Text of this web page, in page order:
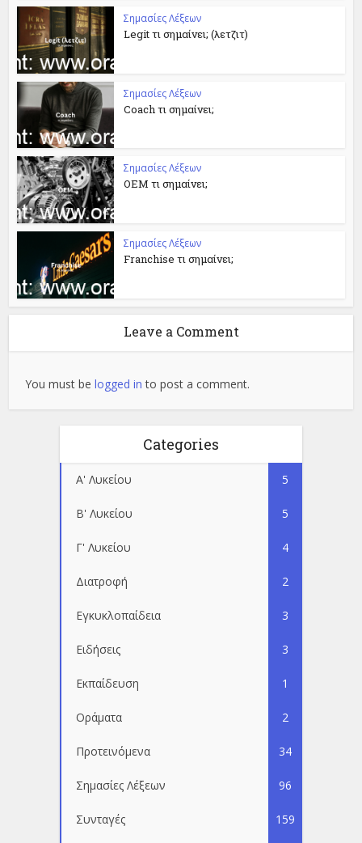
Σημασίες Λέξεων
Legit τι σημαίνει; (λετζιτ)
Σημασίες Λέξεων
Coach τι σημαίνει;
Σημασίες Λέξεων
OEM τι σημαίνει;
Σημασίες Λέξεων
Franchise τι σημαίνει;
Leave a Comment
You must belogged in to post a comment.
Categories
Α' Λυκείου 5
Β' Λυκείου 5
Γ' Λυκείου 4
Διατροφή 2
Εγκυκλοπαίδεια 3
Ειδήσεις 3
Εκπαίδευση 1
Οράματα 2
Προτεινόμενα 34
Σημασίες Λέξεων 96
Συνταγές 159